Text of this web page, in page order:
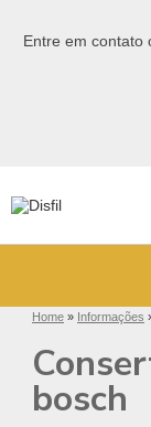
Entre em contato
Home » Informações
bosch